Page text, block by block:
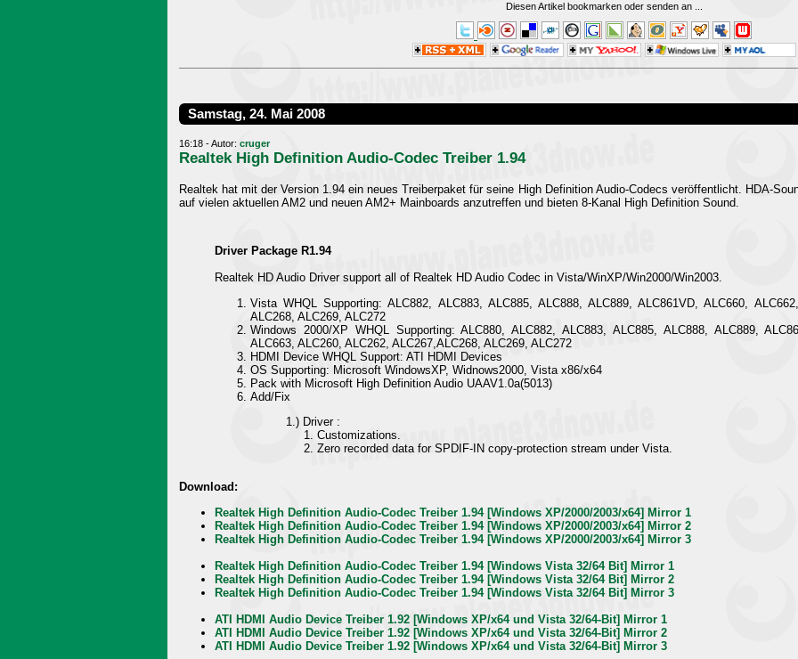
Diesen Artikel bookmarken oder senden an
Samstag, 24. Mai 2008
16:18 - Autor: cruger
Realtek High Definition Audio-Codec Treiber 1.94
Realtek hat mit der Version 1.94 ein neues Treiberpaket für seine High Definition Audio-Codecs veröffentlicht. HDA-
auf vielen aktuellen AM2 und neuen AM2+ Mainboards anzutreffen und bieten 8-Kanal High Definition Sound.
Driver Package R1.94
Realtek HD Audio Driver support all of Realtek HD Audio Codec in Vista/WinXP/Win2000/Win2003.
Vista WHQL Supporting: ALC882, ALC883, ALC885, ALC888, ALC889, ALC861VD, ALC660,
ALC268, ALC269, ALC272
Windows 2000/XP WHQL Supporting: ALC880, ALC882, ALC883, ALC885, ALC888, ALC889,
ALC663, ALC260, ALC262, ALC267,ALC268, ALC269, ALC272
HDMI Device WHQL Support: ATI HDMI Devices
OS Supporting: Microsoft WindowsXP, Widnows2000, Vista x86/x64
Pack with Microsoft High Definition Audio UAAV1.0a(5013)
Add/Fix
1.) Driver :
1. Customizations.
2. Zero recorded data for SPDIF-IN copy-protection stream under Vista.
Download:
Realtek High Definition Audio-Codec Treiber 1.94 [Windows XP/2000/2003/x64] Mirror 1
Realtek High Definition Audio-Codec Treiber 1.94 [Windows XP/2000/2003/x64] Mirror 2
Realtek High Definition Audio-Codec Treiber 1.94 [Windows XP/2000/2003/x64] Mirror 3
Realtek High Definition Audio-Codec Treiber 1.94 [Windows Vista 32/64 Bit] Mirror 1
Realtek High Definition Audio-Codec Treiber 1.94 [Windows Vista 32/64 Bit] Mirror 2
Realtek High Definition Audio-Codec Treiber 1.94 [Windows Vista 32/64 Bit] Mirror 3
ATI HDMI Audio Device Treiber 1.92 [Windows XP/x64 und Vista 32/64-Bit] Mirror 1
ATI HDMI Audio Device Treiber 1.92 [Windows XP/x64 und Vista 32/64-Bit] Mirror 2
ATI HDMI Audio Device Treiber 1.92 [Windows XP/x64 und Vista 32/64-Bit] Mirror 3